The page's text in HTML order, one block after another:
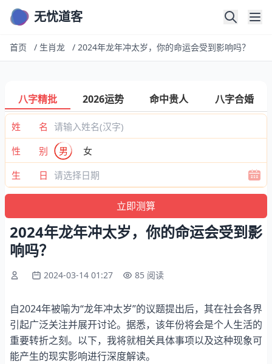
无忧道客
首页 / 生肖龙 / 2024年龙年冲太岁，你的命运会受到影响吗？
八字精批 2026运势 命中贵人 八字合婚
姓 名
性 别
男
女
生 日
2024年龙年冲太岁，你的命运会受到影
响吗？
2024-03-14 01:27 85 阅读
自2024年被喻为“龙年冲太岁”的议题提出后，其在社会各界
引起广泛关注并展开讨论。据悉，该年份将会是个人生活的
重要转折之刻。以下，我将就相关具体事项以及这种现象可
能产生的现实影响进行深度解读。